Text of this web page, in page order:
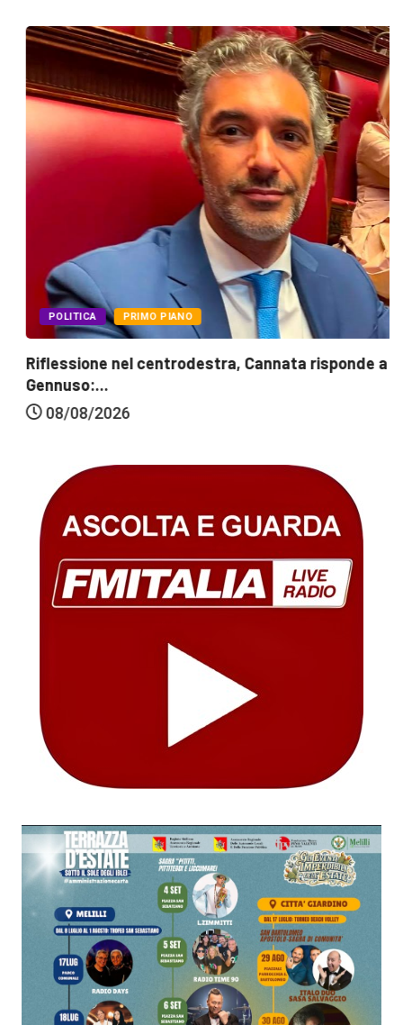
POLITICA PRIMO PIANO
Riflessione nel centrodestra, Cannata risponde a
Gennuso:...
08/08/2026